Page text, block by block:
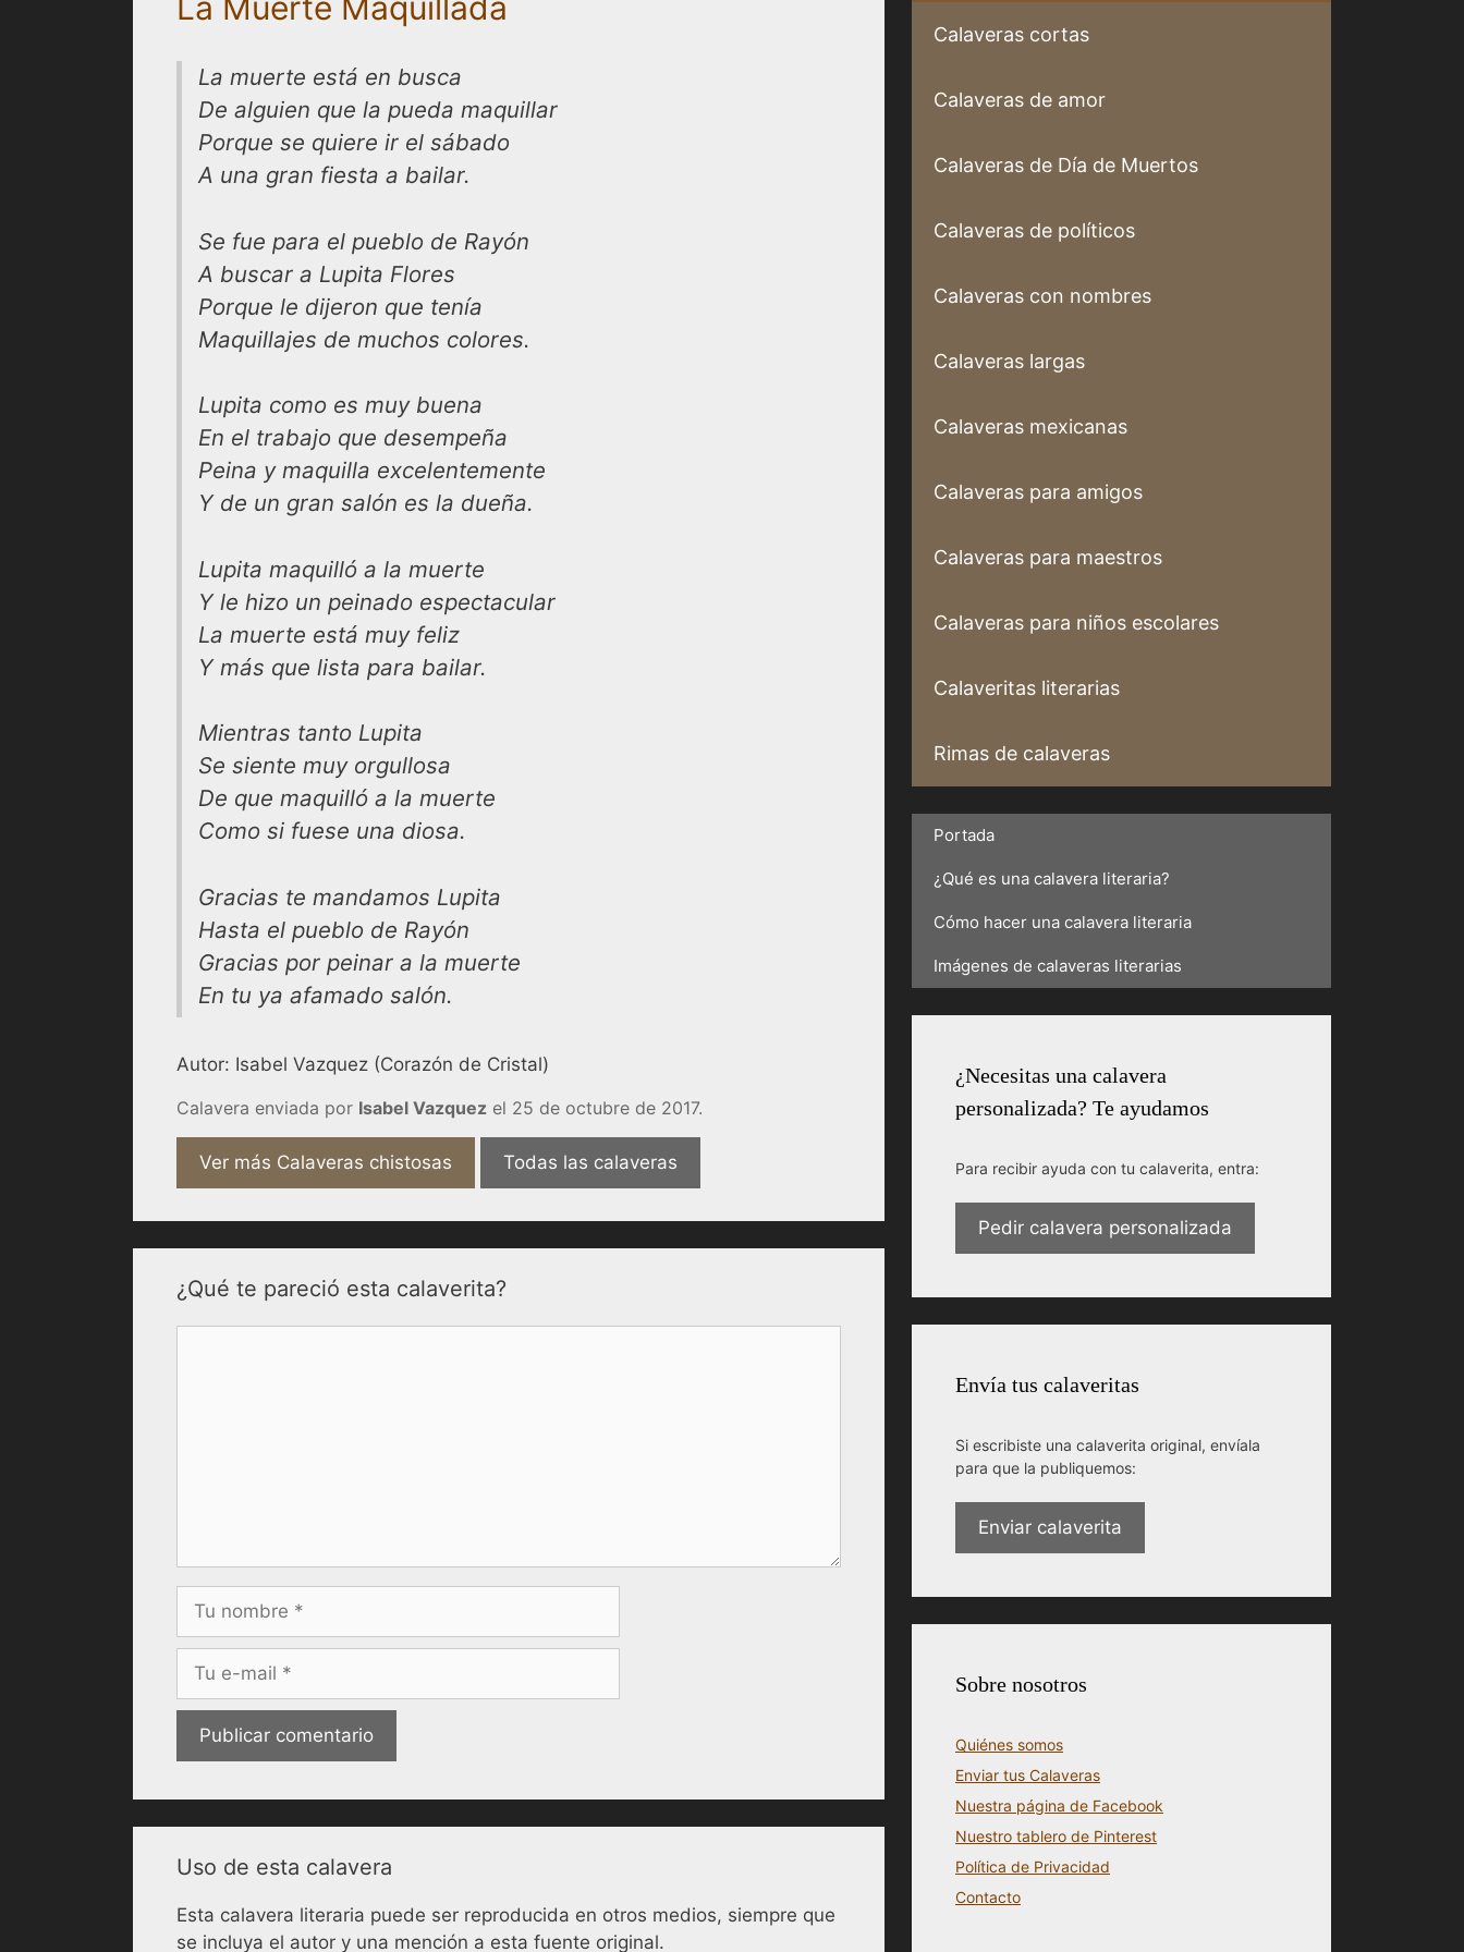
La muerte está en busca
De alguien que la pueda maquillar
Porque se quiere ir el sábado
A una gran fiesta a bailar.
Se fue para el pueblo de Rayón
A buscar a Lupita Flores
Porque le dijeron que tenía
Maquillajes de muchos colores.
Lupita como es muy buena
En el trabajo que desempeña
Peina y maquilla excelentemente
Y de un gran salón es la dueña.
Lupita maquilló a la muerte
Y le hizo un peinado espectacular
La muerte está muy feliz
Y más que lista para bailar.
Mientras tanto Lupita
Se siente muy orgullosa
De que maquilló a la muerte
Como si fuese una diosa.
Gracias te mandamos Lupita
Hasta el pueblo de Rayón
Gracias por peinar a la muerte
En tu ya afamado salón.
Autor: Isabel Vazquez (Corazón de Cristal)
Calavera enviada por Isabel Vazquez el 25 de octubre de 2017.
Ver más Calaveras chistosas Todas las calaveras
¿Qué te pareció esta calaverita?
electrónico
Uso de esta calavera
Esta calavera literaria puede ser reproducida en otros medios, siempre que
se incluya el autor y una mención a esta fuente original.
Calaveras cortas
Calaveras de amor
Calaveras de Día de Muertos
Calaveras de políticos
Calaveras con nombres
Calaveras largas
Calaveras mexicanas
Calaveras para amigos
Calaveras para maestros
Calaveras para niños escolares
Calaveritas literarias
Rimas de calaveras
Portada
¿Qué es una calavera literaria?
Cómo hacer una calavera literaria
Imágenes de calaveras literarias
¿Necesitas una calavera
personalizada? Te ayudamos
Para recibir ayuda con tu calaverita, entra:
Pedir calavera personalizada
Envía tus calaveritas
Si escribiste una calaverita original, envíala
para que la publiquemos:
Enviar calaverita
Sobre nosotros
Quiénes somos
Enviar tus Calaveras
Nuestra página de Facebook
Nuestro tablero de Pinterest
Política de Privacidad
Contacto